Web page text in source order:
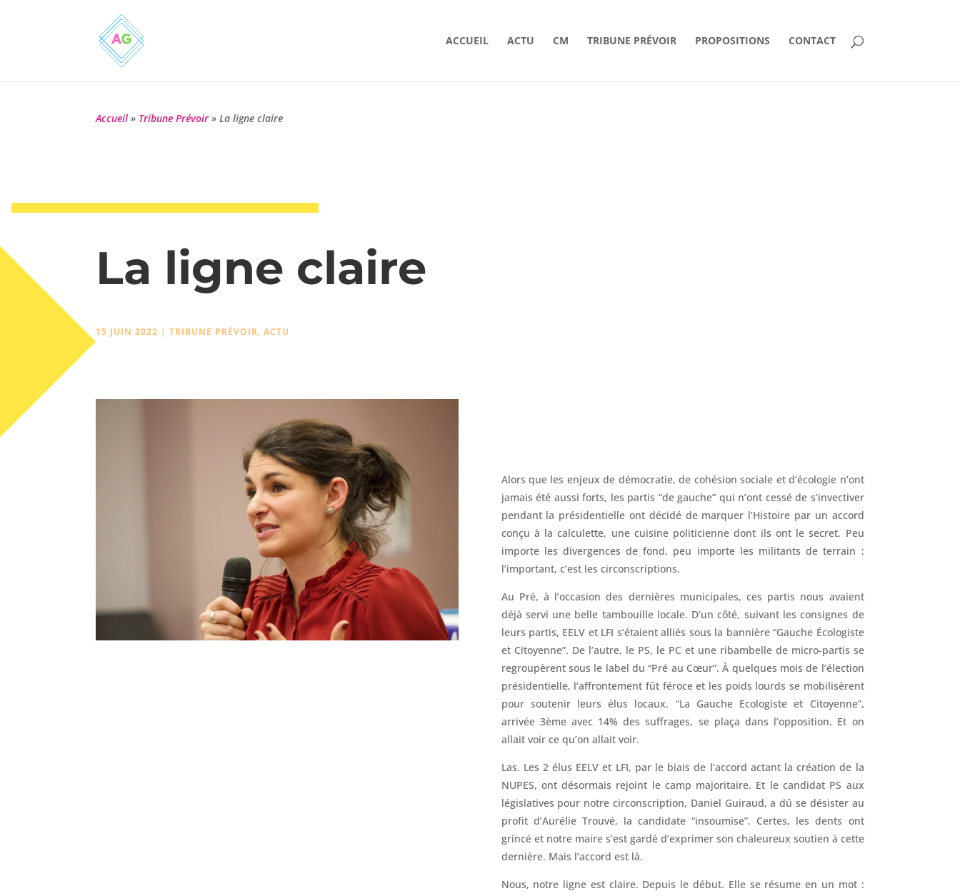
ACCUEIL ACTU CM TRIBUNE PRÉVOIR PROPOSITIONS CONTACT
Accueil » Tribune Prévoir »La ligne claire
La ligne claire
15 JUIN 2022 |TRIBUNE PRÉVOIR,ACTU
Alors que les enjeux de démocratie, de cohésion sociale et d’écologie n’ont
jamais été aussi forts, les partis “de gauche” qui n’ont cessé de s’invectiver
pendant la présidentielle ont décidé de marquer l’Histoire par un accord
conçu à la calculette, une cuisine politicienne dont ils ont le secret. Peu
importe les divergences de fond, peu importe les militants de terrain :
l’important, c’est les circonscriptions.
Au Pré, à l’occasion des dernières municipales, ces partis nous avaient
déjà servi une belle tambouille locale. D’un côté, suivant les consignes de
leurs partis, EELV et LFI s’étaient alliés sous la bannière “Gauche Écologiste
et Citoyenne”. De l’autre, le PS, le PC et une ribambelle de micro-partis se
regroupèrent sous le label du “Pré au Cœur”. À quelques mois de l’élection
présidentielle, l’affrontement fût féroce et les poids lourds se mobilisèrent
pour soutenir leurs élus locaux. “La Gauche Ecologiste et Citoyenne”,
arrivée 3ème avec 14% des suffrages, se plaça dans l’opposition. Et on
allait voir ce qu’on allait voir.
Las. Les 2 élus EELV et LFI, par le biais de l’accord actant la création de la
NUPES, ont désormais rejoint le camp majoritaire. Et le candidat PS aux
législatives pour notre circonscription, Daniel Guiraud, a dû se désister au
profit d’Aurélie Trouvé, la candidate “insoumise”. Certes, les dents ont
grincé et notre maire s’est gardé d’exprimer son chaleureux soutien à cette
dernière. Mais l’accord est là.
Nous, notre ligne est claire. Depuis le début. Elle se résume en un mot :